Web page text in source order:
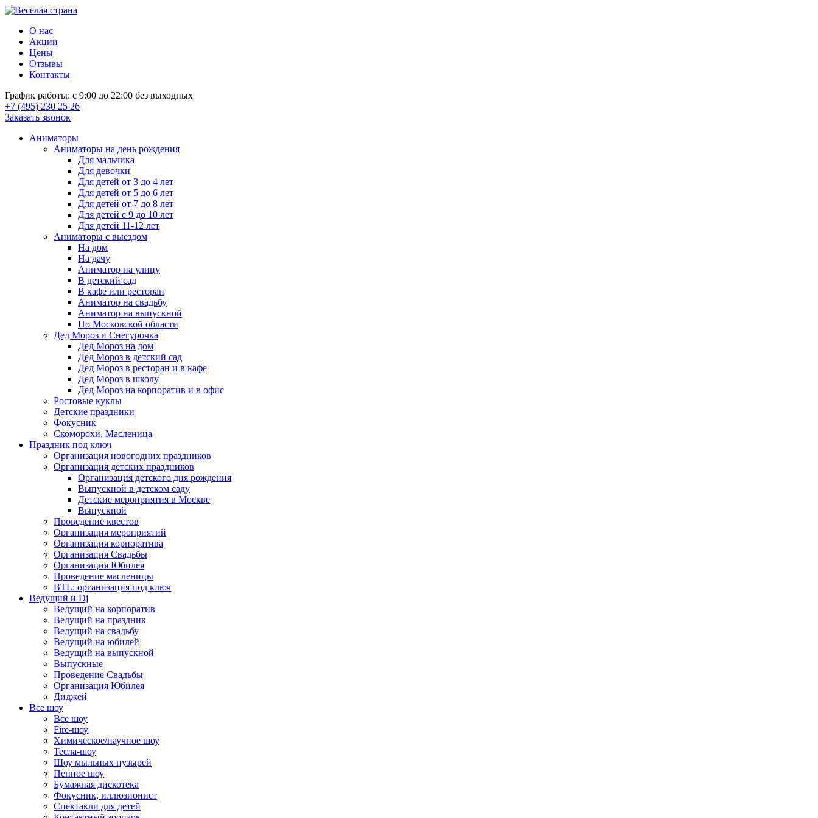
О нас
Акции
Цены
Отзывы
Контакты
График работы: с 9:00 до 22:00 без выходных
+7 (495) 230 25 26
Заказать звонок
Аниматоры
Аниматоры на день рождения
Для мальчика
Для девочки
Для детей от 3 до 4 лет
Для детей от 5 до 6 лет
Для детей от 7 до 8 лет
Для детей с 9 до 10 лет
Для детей 11-12 лет
Аниматоры с выездом
На дом
На дачу
Аниматор на улицу
В детский сад
В кафе или ресторан
Аниматор на свадьбу
Аниматор на выпускной
По Московской области
Дед Мороз и Снегурочка
Дед Мороз на дом
Дед Мороз в детский сад
Дед Мороз в ресторан и в кафе
Дед Мороз в школу
Дед Мороз на корпоратив и в офис
Ростовые куклы
Детские праздники
Фокусник
Скоморохи, Масленица
Праздник под ключ
Организация новогодних праздников
Организация детских праздников
Организация детского дня рождения
Выпускной в детском саду
Детские мероприятия в Москве
Выпускной
Проведение квестов
Организация мероприятий
Организация корпоратива
Организация Свадьбы
Организация Юбилея
Проведение масленицы
BTL: организация под ключ
Ведущий и Dj
Ведущий на корпоратив
Ведущий на праздник
Ведущий на свадьбу
Ведущий на юбилей
Ведущий на выпускной
Выпускные
Проведение Свадьбы
Организация Юбилея
Диджей
Все шоу
Все шоу
Fire-шоу
Химическое/научное шоу
Тесла-шоу
Шоу мыльных пузырей
Пенное шоу
Бумажная дискотека
Фокусник, иллюзионист
Спектакли для детей